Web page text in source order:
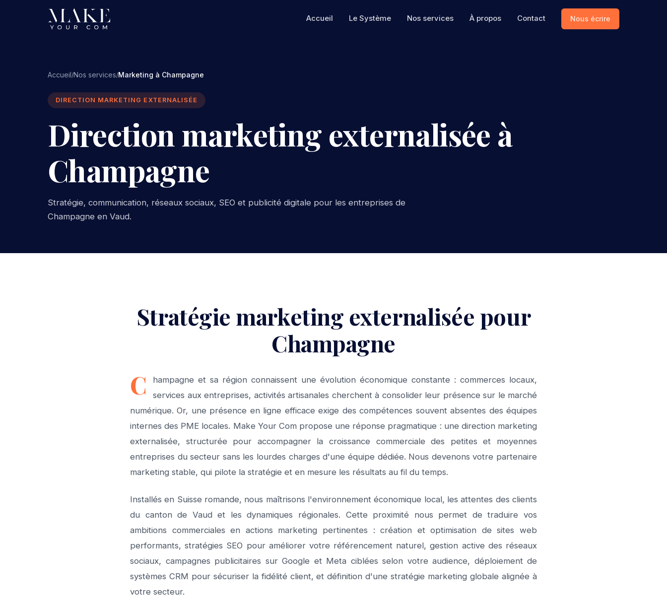
Accueil Le Système Nos services À propos Contact Nous écrire
Accueil/Nos services/Marketing à Champagne
DIRECTION MARKETING EXTERNALISÉE
Direction marketing externalisée à
Champagne
Stratégie, communication, réseaux sociaux, SEO et publicité digitale pour les entreprises de
Champagne en Vaud.
Stratégie marketing externalisée pour
Champagne
C
hampagne et sa région connaissent une évolution économique constante : commerces locaux,
services aux entreprises, activités artisanales cherchent à consolider leur présence sur le marché
numérique. Or, une présence en ligne efficace exige des compétences souvent absentes des équipes
internes des PME locales. Make Your Com propose une réponse pragmatique : une direction marketing
externalisée, structurée pour accompagner la croissance commerciale des petites et moyennes
entreprises du secteur sans les lourdes charges d'une équipe dédiée. Nous devenons votre partenaire
marketing stable, qui pilote la stratégie et en mesure les résultats au fil du temps.
Installés en Suisse romande, nous maîtrisons l'environnement économique local, les attentes des clients
du canton de Vaud et les dynamiques régionales. Cette proximité nous permet de traduire vos
ambitions commerciales en actions marketing pertinentes : création et optimisation de sites web
performants, stratégies SEO pour améliorer votre référencement naturel, gestion active des réseaux
sociaux, campagnes publicitaires sur Google et Meta ciblées selon votre audience, déploiement de
systèmes CRM pour sécuriser la fidélité client, et définition d'une stratégie marketing globale alignée à
votre secteur.